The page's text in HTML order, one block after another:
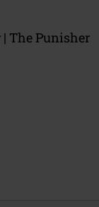
The Punisher